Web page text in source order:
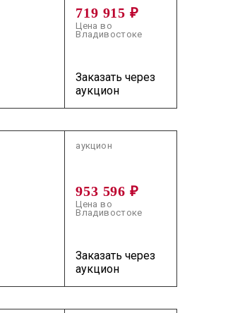
719 915 ₽
Цена во
Владивостоке
Заказать через
аукцион
аукцион
953 596 ₽
Цена во
Владивостоке
Заказать через
аукцион